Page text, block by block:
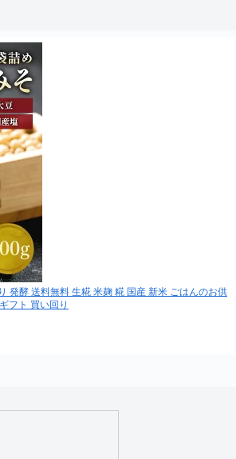
発酵 送料無料 生糀 米麹 糀 国産 新米 ごはんのお供
フト 買い回り